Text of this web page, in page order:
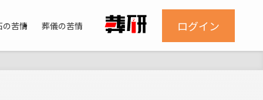
の苦情 葬儀の苦情 ログイン